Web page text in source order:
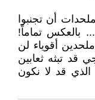
أن تجنبوا
بالعكس تماماً!
أقوياء لن
قد تبثه ثعابين
قد لا نكون